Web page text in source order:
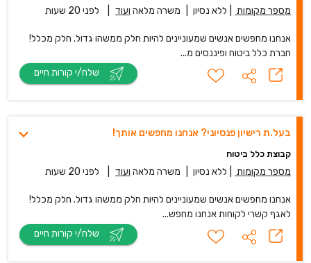
מספר מקומות ללא נסיון משרה מלאה ועוד לפני 20 שעות
אנחנו מחפשים אנשים שמעוניינים להיות חלק ממשהו גדול. חלק מכלל!
חברת כלל ביטוח ופיננסים מ...
בעל.ת רישיון פנסיוני? אנחנו מחפשים אותך!
קבוצת כלל ביטוח
מספר מקומות ללא נסיון משרה מלאה ועוד לפני 20 שעות
אנחנו מחפשים אנשים שמעוניינים להיות חלק ממשהו גדול. חלק מכלל!
לאגף קשרי לקוחות אנחנו מחפש...